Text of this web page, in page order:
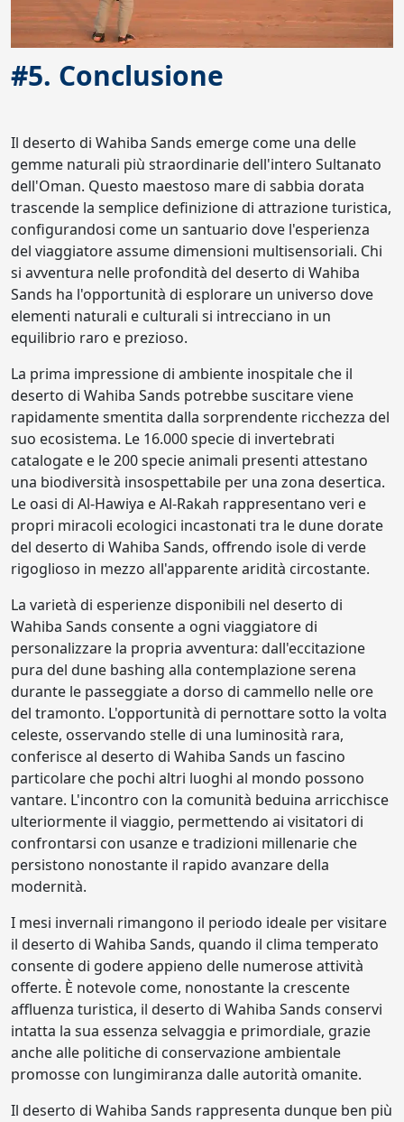
#5. Conclusione
Il deserto di Wahiba Sands emerge come una delle
gemme naturali più straordinarie dell'intero Sultanato
dell'Oman. Questo maestoso mare di sabbia dorata
trascende la semplice definizione di attrazione turistica,
configurandosi come un santuario dove l'esperienza
del viaggiatore assume dimensioni multisensoriali. Chi
si avventura nelle profondità del deserto di Wahiba
Sands ha l'opportunità di esplorare un universo dove
elementi naturali e culturali si intrecciano in un
equilibrio raro e prezioso.
La prima impressione di ambiente inospitale che il
deserto di Wahiba Sands potrebbe suscitare viene
rapidamente smentita dalla sorprendente ricchezza del
suo ecosistema. Le 16.000 specie di invertebrati
catalogate e le 200 specie animali presenti attestano
una biodiversità insospettabile per una zona desertica.
Le oasi di Al-Hawiya e Al-Rakah rappresentano veri e
propri miracoli ecologici incastonati tra le dune dorate
del deserto di Wahiba Sands, offrendo isole di verde
rigoglioso in mezzo all'apparente aridità circostante.
La varietà di esperienze disponibili nel deserto di
Wahiba Sands consente a ogni viaggiatore di
personalizzare la propria avventura: dall'eccitazione
pura del dune bashing alla contemplazione serena
durante le passeggiate a dorso di cammello nelle ore
del tramonto. L'opportunità di pernottare sotto la volta
celeste, osservando stelle di una luminosità rara,
conferisce al deserto di Wahiba Sands un fascino
particolare che pochi altri luoghi al mondo possono
vantare. L'incontro con la comunità beduina arricchisce
ulteriormente il viaggio, permettendo ai visitatori di
confrontarsi con usanze e tradizioni millenarie che
persistono nonostante il rapido avanzare della
modernità.
I mesi invernali rimangono il periodo ideale per visitare
il deserto di Wahiba Sands, quando il clima temperato
consente di godere appieno delle numerose attività
offerte. È notevole come, nonostante la crescente
affluenza turistica, il deserto di Wahiba Sands conservi
intatta la sua essenza selvaggia e primordiale, grazie
anche alle politiche di conservazione ambientale
promosse con lungimiranza dalle autorità omanite.
Il deserto di Wahiba Sands rappresenta dunque ben più